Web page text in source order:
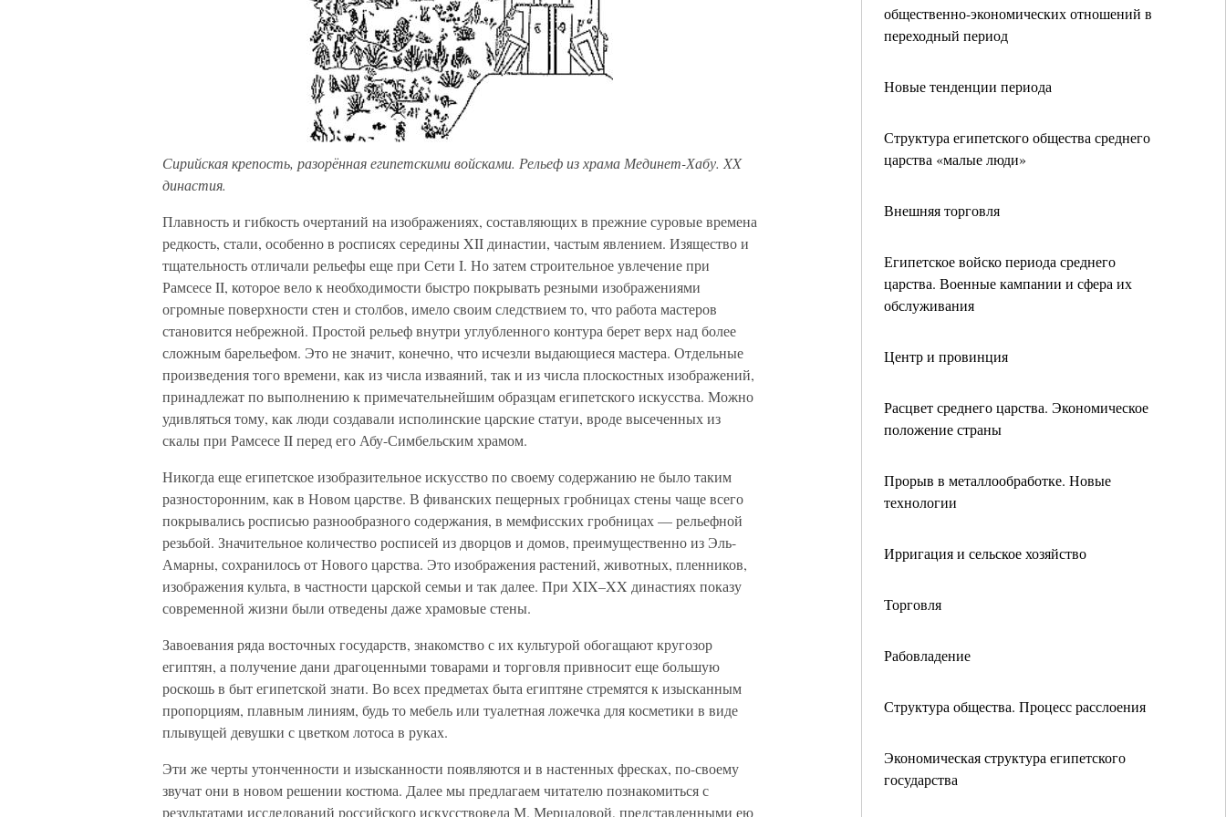
общественно-экономических отношений в
переходный период
Новые тенденции периода
Структура египетского общества среднего
царства «малые люди»
Внешняя торговля
Египетское войско периода среднего
царства. Военные кампании и сфера их
обслуживания
Центр и провинция
Расцвет среднего царства. Экономическое
положение страны
Прорыв в металлообработке. Новые
технологии
Ирригация и сельское хозяйство
Торговля
Рабовладение
Структура общества. Процесс расслоения
Экономическая структура египетского
государства
Сирийская крепость, разорённая египетскими войсками. Рельеф из храма Мединет-Хабу. XX
династия.
Плавность и гибкость очертаний на изображениях, составляющих в прежние суровые времена
редкость, стали, особенно в росписях середины XII династии, частым явлением. Изящество и
тщательность отличали рельефы еще при Сети I. Но затем строительное увлечение при
Рамсесе II, которое вело к необходимости быстро покрывать резными изображениями
огромные поверхности стен и столбов, имело своим следствием то, что работа мастеров
становится небрежной. Простой рельеф внутри углубленного контура берет верх над более
сложным барельефом. Это не значит, конечно, что исчезли выдающиеся мастера. Отдельные
произведения того времени, как из числа изваяний, так и из числа плоскостных изображений,
принадлежат по выполнению к примечательнейшим образцам египетского искусства. Можно
удивляться тому, как люди создавали исполинские царские статуи, вроде высеченных из
скалы при Рамсесе II перед его Абу-Симбельским храмом.
Никогда еще египетское изобразительное искусство по своему содержанию не было таким
разносторонним, как в Новом царстве. В фиванских пещерных гробницах стены чаще всего
покрывались росписью разнообразного содержания, в мемфисских гробницах — рельефной
резьбой. Значительное количество росписей из дворцов и домов, преимущественно из Эль-
Амарны, сохранилось от Нового царства. Это изображения растений, животных, пленников,
изображения культа, в частности царской семьи и так далее. При XIX–XX династиях показу
современной жизни были отведены даже храмовые стены.
Завоевания ряда восточных государств, знакомство с их культурой обогащают кругозор
египтян, а получение дани драгоценными товарами и торговля привносит еще большую
роскошь в быт египетской знати. Во всех предметах быта египтяне стремятся к изысканным
пропорциям, плавным линиям, будь то мебель или туалетная ложечка для косметики в виде
плывущей девушки с цветком лотоса в руках.
Эти же черты утонченности и изысканности появляются и в настенных фресках, по-своему
звучат они в новом решении костюма. Далее мы предлагаем читателю познакомиться с
результатами исследований российского искусствоведа М. Мерцаловой, представленными ею